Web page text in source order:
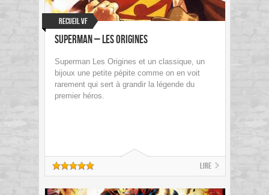
Recueil VF
Superman – Les Origines
Superman Les Origines et un classique, un
bijoux une petite pépite comme on en voit
rarement qui sert à grandir la légende du
premier héros.
Lire